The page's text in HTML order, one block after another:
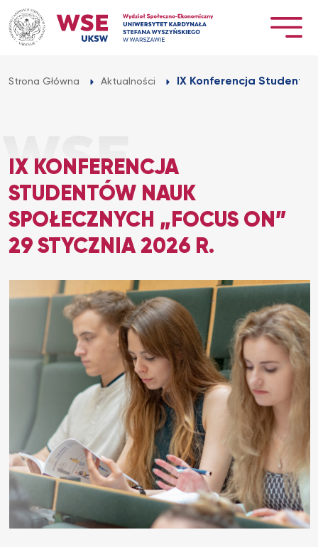
Przejdź
do
treści
Strona Główna Aktualności IX Konferencja
IX KONFERENCJA
STUDENTÓW NAUK
SPOŁECZNYCH „FOCUS ON”
29 STYCZNIA 2026 R.